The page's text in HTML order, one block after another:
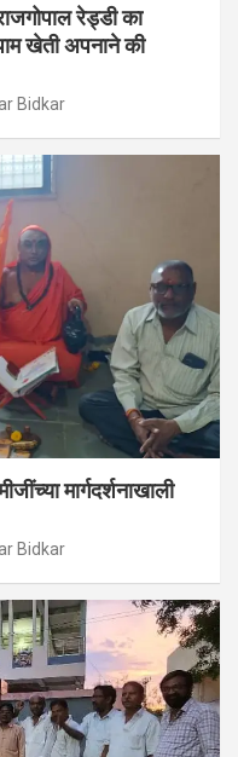
रेड्डी का
खेती अपनाने की
Bidkar
मार्गदर्शनाखाली
Bidkar